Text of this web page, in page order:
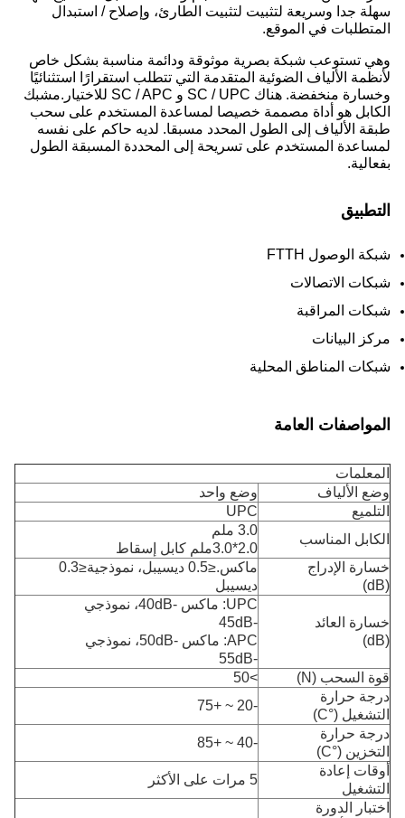
سهلة جدا وسريعة لتثبيت لتثبيت الطارئ، وإصلاح / استبدال
المتطلبات في الموقع.
وهي تستوعب شبكة بصرية موثوقة ودائمة مناسبة بشكل خاص
لأنظمة الألياف الضوئية المتقدمة التي تتطلب استقرارًا استثنائيًا
وخسارة منخفضة. هناك SC / UPC و SC / APC للاختيار.مشبك
الكابل هو أداة مصممة خصيصا لمساعدة المستخدم على سحب
طبقة الألياف إلى الطول المحدد مسبقا. لديه حاكم على نفسه
لمساعدة المستخدم على تسريحة إلى المحددة المسبقة الطول
بفعالية.
التطبيق
شبكة الوصول FTTH
شبكات الاتصالات
شبكات المراقبة
مركز البيانات
شبكات المناطق المحلية
المواصفات العامة
المعلمات
وضع الألياف
وضع واحد
التلميع
UPC
الكابل المناسب
3.0 ملم
2.0*3.0ملم كابل إسقاط
خسارة الإدراج
ماكس.≤0.5 ديسيبل، نموذجية≤0.3
ديسيبل
خسارة العائد
UPC: ماكس -40dB، نموذجي
APC: ماكس -50dB، نموذجي
قوة السحب (N)
>50
درجة حرارة
التشغيل (°C)
درجة حرارة
التخزين (°C)
أوقات إعادة
التشغيل
5 مرات على الأكثر
اختبار الدورة